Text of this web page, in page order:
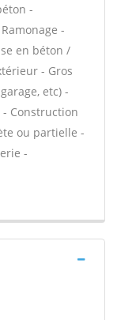
-
-
en béton /
- Gros
etc) -
Construction
ou partielle -
-